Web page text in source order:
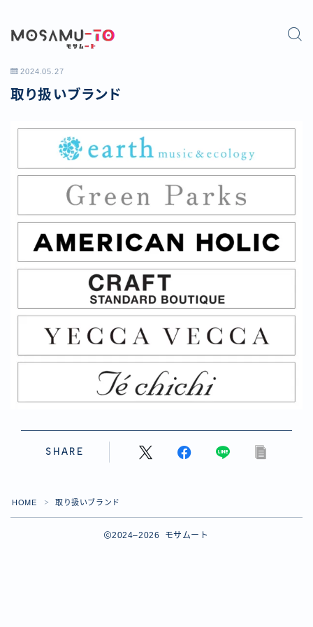
2024.05.27
取り扱いブランド
SHARE
HOME ＞ 取り扱いブランド
2024–2026 モサムート